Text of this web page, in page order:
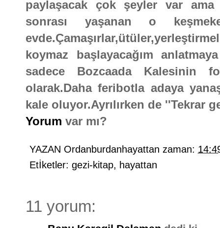
paylaşacak çok şeyler var
sonrası yaşanan o
koymaz başlayacağım
sadece Bozcaada Kalesinin
olarak.Daha feribotla adaya
kale oluyor.Ayrılırken de ''Tekrar
Yorum var mı?
YAZAN Ordanburdanhayattan zaman:
Etİketler: gezi-kitap, hayattan
11 yorum: